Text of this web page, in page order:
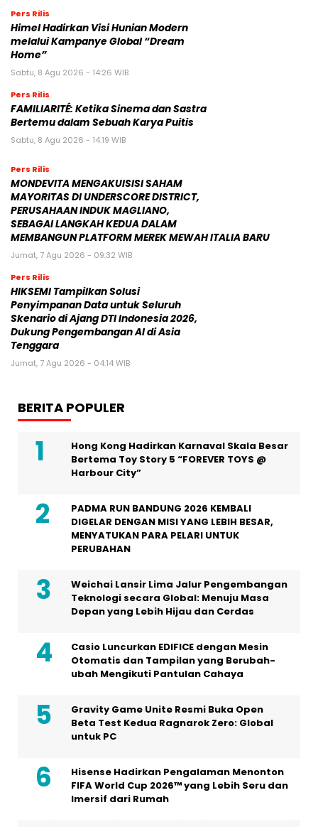
Pers Rilis
Himel Hadirkan Visi Hunian Modern
melalui Kampanye Global “Dream
Home”
Sabtu, 8 Agu 2026 - 14:26 WIB
Pers Rilis
FAMILIARITÉ: Ketika Sinema dan Sastra
Bertemu dalam Sebuah Karya Puitis
Sabtu, 8 Agu 2026 - 14:19 WIB
Pers Rilis
MONDEVITA MENGAKUISISI SAHAM
MAYORITAS DI UNDERSCORE DISTRICT,
PERUSAHAAN INDUK MAGLIANO,
SEBAGAI LANGKAH KEDUA DALAM
MEMBANGUN PLATFORM MEREK MEWAH ITALIA BARU
Jumat, 7 Agu 2026 - 09:32 WIB
Pers Rilis
HIKSEMI Tampilkan Solusi
Penyimpanan Data untuk Seluruh
Skenario di Ajang DTI Indonesia 2026,
Dukung Pengembangan AI di Asia
Tenggara
Jumat, 7 Agu 2026 - 04:14 WIB
BERITA POPULER
Hong Kong Hadirkan Karnaval Skala Besar
Bertema Toy Story 5 “FOREVER TOYS @
Harbour City”
PADMA RUN BANDUNG 2026 KEMBALI
DIGELAR DENGAN MISI YANG LEBIH BESAR,
MENYATUKAN PARA PELARI UNTUK
PERUBAHAN
Weichai Lansir Lima Jalur Pengembangan
Teknologi secara Global: Menuju Masa
Depan yang Lebih Hijau dan Cerdas
Casio Luncurkan EDIFICE dengan Mesin
Otomatis dan Tampilan yang Berubah-
ubah Mengikuti Pantulan Cahaya
Gravity Game Unite Resmi Buka Open
Beta Test Kedua Ragnarok Zero: Global
untuk PC
Hisense Hadirkan Pengalaman Menonton
FIFA World Cup 2026™ yang Lebih Seru dan
Imersif dari Rumah